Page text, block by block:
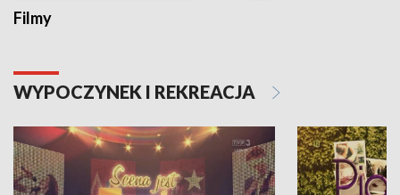
Filmy
WYPOCZYNEK I REKREACJA